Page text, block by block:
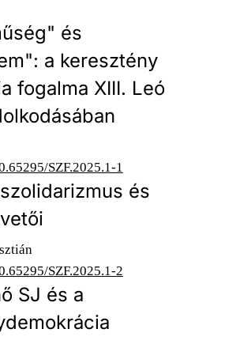
és
a keresztény
fogalma XIII. Leó
SZF.2025.1-1
és
SZF.2025.1-2
SJ és a